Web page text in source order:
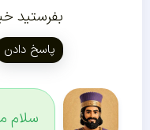
بفرستید
پاسخ دادن
سلام